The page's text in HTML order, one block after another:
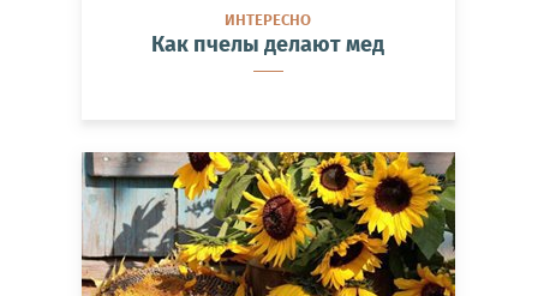
ИНТЕРЕСНО
Как пчелы делают мед